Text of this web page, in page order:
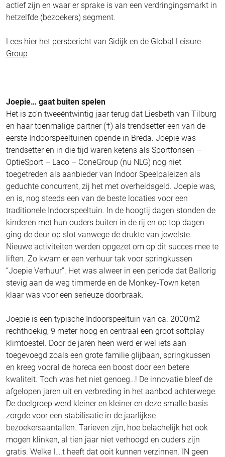
actief zijn en waar er sprake is van een verdringingsmarkt in
hetzelfde (bezoekers) segment.
Lees hier het persbericht van Sidijk en de Global Leisure
Group
Joepie… gaat buiten spelen
Het is zo’n tweeëntwintig jaar terug dat Liesbeth van Tilburg
en haar toenmalige partner (†) als trendsetter een van de
eerste Indoorspeeltuinen opende in Breda. Joepie was
trendsetter en in die tijd waren ketens als Sportfonsen –
OptieSport – Laco – ConeGroup (nu NLG) nog niet
toegetreden als aanbieder van Indoor Speelpaleizen als
geduchte concurrent, zij het met overheidsgeld. Joepie was,
en is, nog steeds een van de beste locaties voor een
traditionele Indoorspeeltuin. In de hoogtij dagen stonden de
kinderen met hun ouders buiten in de rij en op top dagen
ging de deur op slot vanwege de drukte van jewelste.
Nieuwe activiteiten werden opgezet om op dit succes mee te
liften. Zo kwam er een verhuur tak voor springkussen
“Joepie Verhuur”. Het was alweer in een periode dat Ballorig
stevig aan de weg timmerde en de Monkey-Town keten
klaar was voor een serieuze doorbraak.
Joepie is een typische Indoorspeeltuin van ca. 2000m2
rechthoekig, 9 meter hoog en centraal een groot softplay
klimtoestel. Door de jaren heen werd er wel iets aan
toegevoegd zoals een grote familie glijbaan, springkussen
en kreeg vooral de horeca een boost door een betere
kwaliteit. Toch was het niet genoeg…! De innovatie bleef de
afgelopen jaren uit en verbreding in het aanbod achterwege.
De doelgroep werd kleiner en kleiner en deze smalle basis
zorgde voor een stabilisatie in de jaarlijkse
bezoekersaantallen. Tarieven zijn, hoe belachelijk het ook
mogen klinken, al tien jaar niet verhoogd en ouders zijn
gratis. Welke I….t heeft dat ooit kunnen verzinnen. IN geen